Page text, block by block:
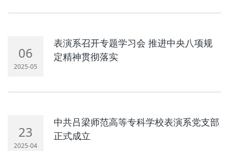
06
2025-05
表演系召开专题学习会 推进中央八项规
定精神贯彻落实
23
2025-04
中共吕梁师范高等专科学校表演系党支部
正式成立